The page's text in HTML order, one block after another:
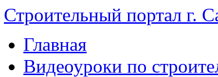
Строительный портал г.
Главная
Видеоуроки по